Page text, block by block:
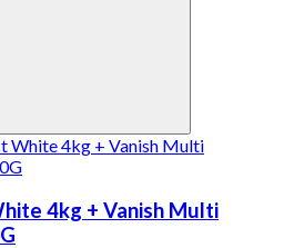
4kg + Vanish Multi